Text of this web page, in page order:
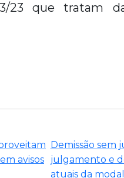
23 que tratam
avisos
Demissão sem
julgamento e
atuais da